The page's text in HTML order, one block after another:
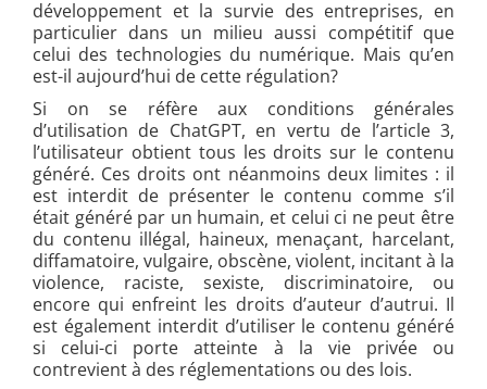
développement et la survie des entreprises, en
particulier dans un milieu aussi compétitif que
celui des technologies du numérique. Mais qu’en
est-il aujourd’hui de cette régulation?
Si on se réfère aux conditions générales
d’utilisation de ChatGPT, en vertu de l’article 3,
l’utilisateur obtient tous les droits sur le contenu
généré. Ces droits ont néanmoins deux limites : il
est interdit de présenter le contenu comme s’il
était généré par un humain, et celui ci ne peut être
du contenu illégal, haineux, menaçant, harcelant,
diffamatoire, vulgaire, obscène, violent, incitant à la
violence, raciste, sexiste, discriminatoire, ou
encore qui enfreint les droits d’auteur d’autrui. Il
est également interdit d’utiliser le contenu généré
si celui-ci porte atteinte à la vie privée ou
contrevient à des réglementations ou des lois.